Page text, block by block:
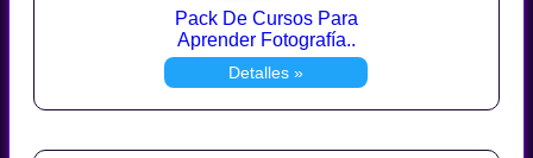
Pack De Cursos Para
Aprender Fotografía..
Detalles »